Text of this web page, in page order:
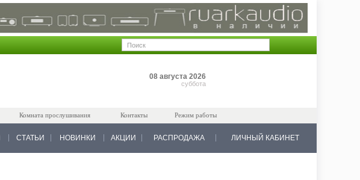
08 августа 2026
суббота
Комната прослушивания Контакты Режим работы
СТАТЬИ НОВИНКИ АКЦИИ РАСПРОДАЖА ЛИЧНЫЙ КАБИНЕТ